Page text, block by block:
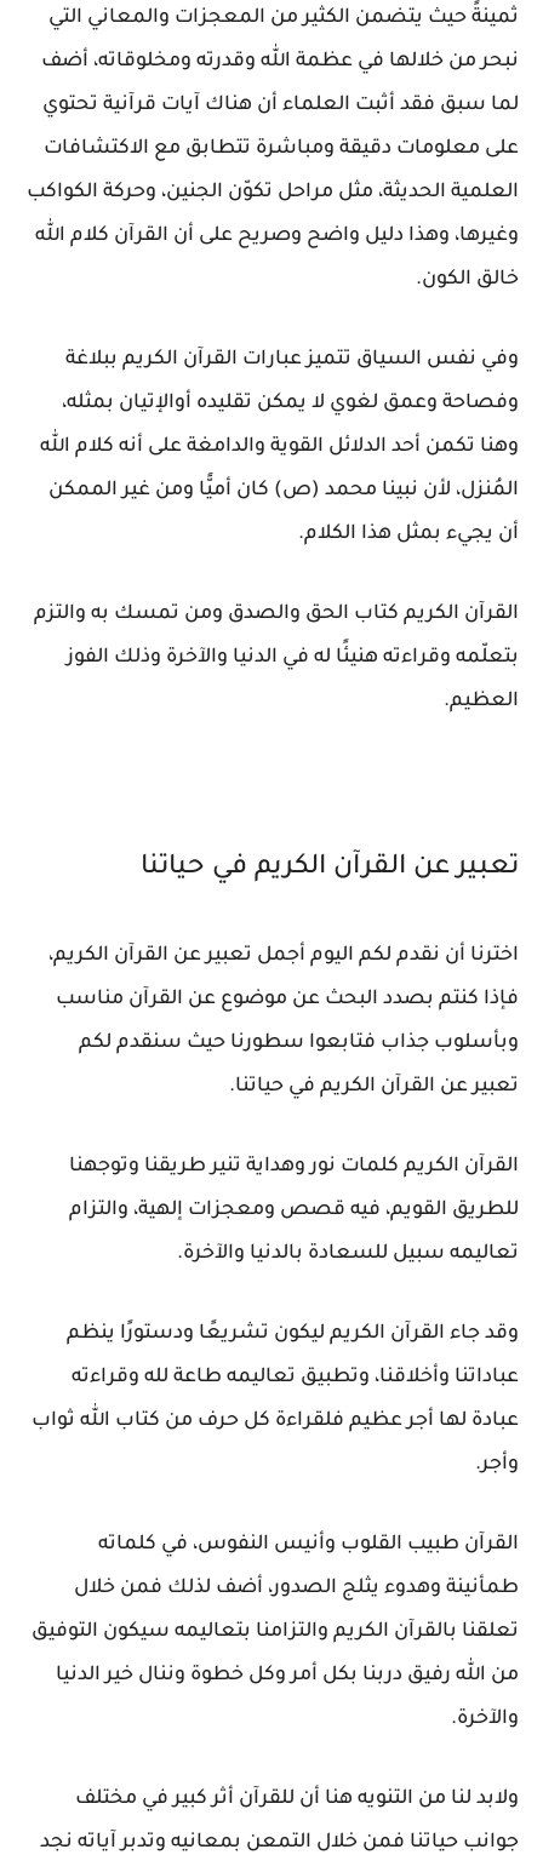
ثمينةً حيث يتضمن الكثير من المعجزات والمعاني التي
نبحر من خلالها في عظمة الله وقدرته ومخلوقاته، أضف
لما سبق فقد أثبت العلماء أن هناك آيات قرآنية تحتوي
على معلومات دقيقة ومباشرة تتطابق مع الاكتشافات
العلمية الحديثة، مثل مراحل تكوّن الجنين، وحركة الكواكب
وغيرها، وهذا دليل واضح وصريح على أن القرآن كلام الله
خالق الكون.
وفي نفس السياق تتميز عبارات القرآن الكريم ببلاغة
وفصاحة وعمق لغوي لا يمكن تقليده أوالإتيان بمثله،
وهنا تكمن أحد الدلائل القوية والدامغة على أنه كلام الله
المُنزل، لأن نبينا محمد (ص) كان أميًّا ومن غير الممكن
أن يجيء بمثل هذا الكلام.
القرآن الكريم كتاب الحق والصدق ومن تمسك به والتزم
بتعلّمه وقراءته هنيئًا له في الدنيا والآخرة وذلك الفوز
العظيم.
تعبير عن القرآن الكريم في حياتنا
اخترنا أن نقدم لكم اليوم أجمل تعبير عن القرآن الكريم،
فإذا كنتم بصدد البحث عن موضوع عن القرآن مناسب
وبأسلوب جذاب فتابعوا سطورنا حيث سنقدم لكم
تعبير عن القرآن الكريم في حياتنا.
القرآن الكريم كلمات نور وهداية تنير طريقنا وتوجهنا
للطريق القويم، فيه قصص ومعجزات إلهية، والتزام
تعاليمه سبيل للسعادة بالدنيا والآخرة.
وقد جاء القرآن الكريم ليكون تشريعًا ودستورًا ينظم
عباداتنا وأخلاقنا، وتطبيق تعاليمه طاعة لله وقراءته
عبادة لها أجر عظيم فلقراءة كل حرف من كتاب الله ثواب
وأجر.
القرآن طبيب القلوب وأنيس النفوس، في كلماته
طمأنينة وهدوء يثلج الصدور، أضف لذلك فمن خلال
تعلقنا بالقرآن الكريم والتزامنا بتعاليمه سيكون التوفيق
من الله رفيق دربنا بكل أمر وكل خطوة وننال خير الدنيا
والآخرة.
ولابد لنا من التنويه هنا أن للقرآن أثر كبير في مختلف
جوانب حياتنا فمن خلال التمعن بمعانيه وتدبر آياته نجد